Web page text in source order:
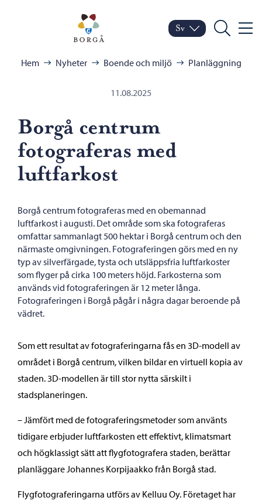
Porvoo – Gå till
Byt språk
Nuvarande språk:
Sv
Sök Meny
Bläddra:
Hem Nyheter Boende och miljö Planläggning
11.08.2025
Borgå centrum
fotograferas med
luftfarkost
Borgå centrum fotograferas med en obemannad
luftfarkost i augusti. Det område som ska fotograferas
omfattar sammanlagt 500 hektar i Borgå centrum och den
närmaste omgivningen. Fotograferingen görs med en ny
typ av silverfärgade, tysta och utsläppsfria luftfarkoster
som flyger på cirka 100 meters höjd. Farkosterna som
används vid fotograferingen är 12 meter långa.
Fotograferingen i Borgå pågår i några dagar beroende på
vädret.
Som ett resultat av fotograferingarna fås en 3D-modell av
området i Borgå centrum, vilken bildar en virtuell kopia av
staden. 3D-modellen är till stor nytta särskilt i
stadsplaneringen.
– Jämfört med de fotograferingsmetoder som använts
tidigare erbjuder luftfarkosten ett effektivt, klimatsmart
och högklassigt sätt att flygfotografera staden, berättar
planläggare Johannes Korpijaakko från Borgå stad.
Flygfotograferingarna utförs av Kelluu Oy. Företaget har